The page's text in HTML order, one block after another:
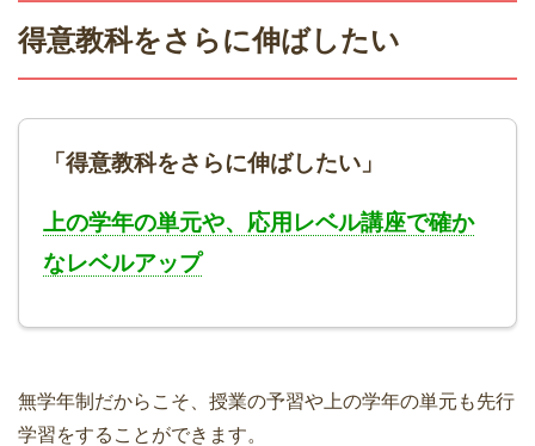
得意教科をさらに伸ばしたい
「得意教科をさらに伸ばしたい」
上の学年の単元や、応用レベル講座で確か
なレベルアップ
無学年制だからこそ、授業の予習や上の学年の単元も先行
学習をすることができます。